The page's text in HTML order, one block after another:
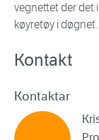
vegnettet der det
køyretøy i døgnet.
Kontakt
Kontaktar